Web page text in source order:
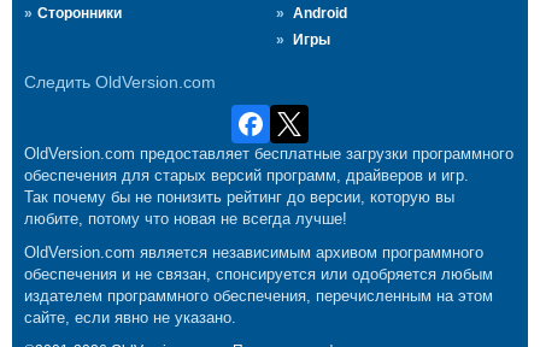
Сторонники
Android
Игры
Следить OldVersion.com
OldVersion.com предоставляет бесплатные загрузки программного
обеспечения для старых версий программ, драйверов и игр.
Так почему бы не понизить рейтинг до версии, которую вы
любите, потому что новая не всегда лучше!
OldVersion.com является независимым архивом программного
обеспечения и не связан, спонсируется или одобряется любым
издателем программного обеспечения, перечисленным на этом
сайте, если явно не указано.